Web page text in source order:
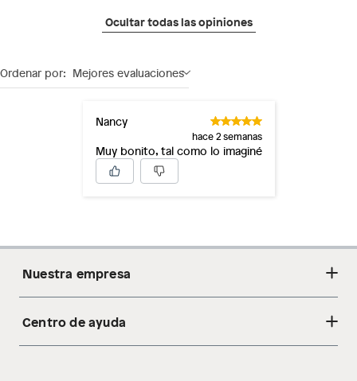
Ocultar todas las opiniones
Ordenar por: Mejores evaluaciones
Nancy
hace 2 semanas
Muy bonito, tal como lo imaginé
Nuestra empresa
Acerca de nosotros
Centro de ayuda